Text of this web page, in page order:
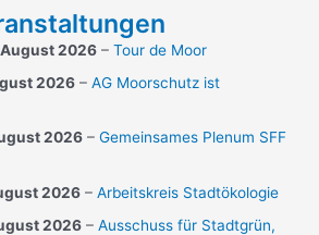
2026 –Tour de Moor
2026 –AG Moorschutz ist
2026 –Gemeinsames Plenum SFF
2026 –Arbeitskreis Stadtökologie
2026 –Ausschuss für Stadtgrün,